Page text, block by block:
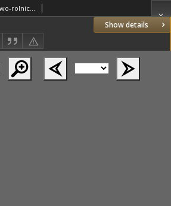
Show details
Ziemianin. Tygodnik naukowo-rolniczy i ekonomiczny; organ Centralnego Towarzystwa Gospodarczego w Wielkim Księstwe Poznańskim 1918.04.14 R.69 Nr15